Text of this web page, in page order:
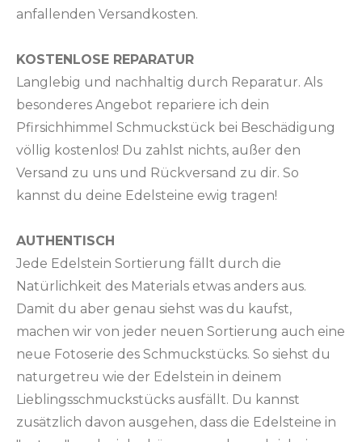
anfallenden Versandkosten.
KOSTENLOSE REPARATUR
Langlebig und nachhaltig durch Reparatur. Als
besonderes Angebot repariere ich dein
Pfirsichhimmel Schmuckstück bei Beschädigung
völlig kostenlos! Du zahlst nichts, außer den
Versand zu uns und Rückversand zu dir. So
kannst du deine Edelsteine ewig tragen!
AUTHENTISCH
Jede Edelstein Sortierung fällt durch die
Natürlichkeit des Materials etwas anders aus.
Damit du aber genau siehst was du kaufst,
machen wir von jeder neuen Sortierung auch eine
neue Fotoserie des Schmuckstücks. So siehst du
naturgetreu wie der Edelstein in deinem
Lieblingsschmuckstücks ausfällt. Du kannst
zusätzlich davon ausgehen, dass die Edelsteine in